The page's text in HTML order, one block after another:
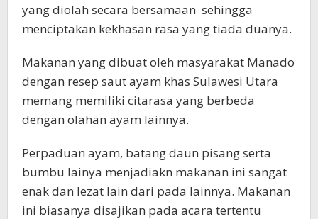
yang diolah secara bersamaan sehingga
menciptakan kekhasan rasa yang tiada duanya.
Makanan yang dibuat oleh masyarakat Manado
dengan resep saut ayam khas Sulawesi Utara
memang memiliki citarasa yang berbeda
dengan olahan ayam lainnya.
Perpaduan ayam, batang daun pisang serta
bumbu lainya menjadiakn makanan ini sangat
enak dan lezat lain dari pada lainnya. Makanan
ini biasanya disajikan pada acara tertentu